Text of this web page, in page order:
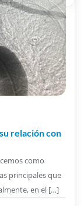
relación con
como
principales que
en el […]